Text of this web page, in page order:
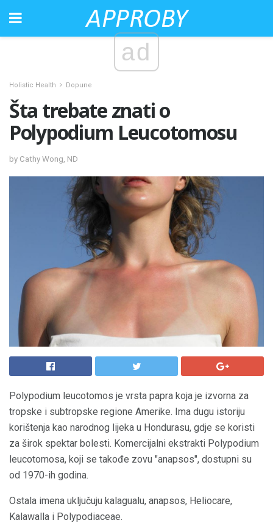
ad
Holistic Health Dopune
Šta trebate znati o
Polypodium Leucotomosu
by Cathy Wong, ND
Polypodium leucotomos je vrsta papra koja je izvorna za
tropske i subtropske regione Amerike. Ima dugu istoriju
korištenja kao narodnog lijeka u Hondurasu, gdje se koristi
za širok spektar bolesti. Komercijalni ekstrakti Polypodium
leucotomosa, koji se takođe zovu "anapsos", dostupni su
od 1970-ih godina.
Ostala imena uključuju kalagualu, anapsos, Heliocare,
Kalawalla i Polypodiaceae.